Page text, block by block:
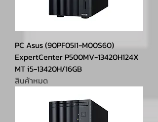
PC Asus (90PF05I1-M00S60)
ExpertCenter P500MV-13420H124X
MT i5-13420H/16GB
สินค้าหมด